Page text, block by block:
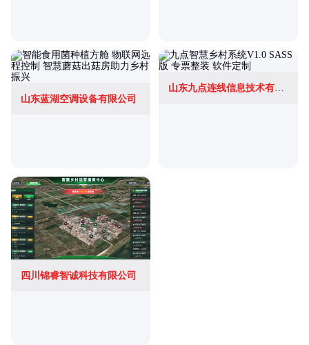
山东蓝湖空调设备有限公司
四川锦睿智诚科技有限公司